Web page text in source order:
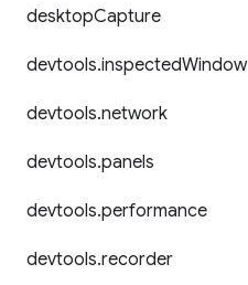
desktopCapture
devtools.inspectedWindow
devtools.network
devtools.panels
devtools.performance
devtools.recorder